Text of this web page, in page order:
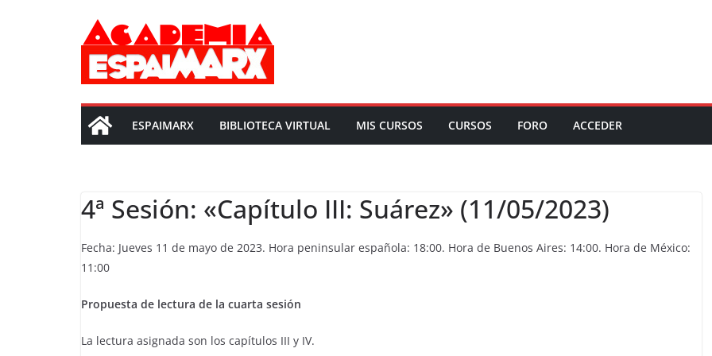
ESPAIMARX BIBLIOTECA VIRTUAL MIS CURSOS CURSOS FORO ACCEDER
4ª Sesión: «Capítulo III: Suárez» (11/05/2023)
Fecha: Jueves 11 de mayo de 2023. Hora peninsular española: 18:00. Hora de Buenos Aires: 14:00. Hora de México:
11:00
Propuesta de lectura de la cuarta sesión
La lectura asignada son los capítulos III y IV.